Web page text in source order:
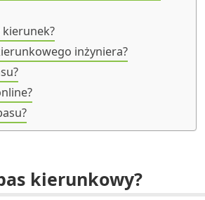
inżyniera?
kierunkowy?